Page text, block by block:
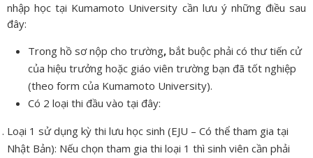
nhập học tại Kumamoto University cần lưu ý những điều sau
đây:
Trong hồ sơ nộp cho trường, bắt buộc phải có thư tiến cử
của hiệu trưởng hoặc giáo viên trường bạn đã tốt nghiệp
(theo form của Kumamoto University).
Có 2 loại thi đầu vào tại đây:
Loại 1 sử dụng kỳ thi lưu học sinh (EJU – Có thể tham gia tại
Nhật Bản): Nếu chọn tham gia thi loại 1 thì sinh viên cần phải